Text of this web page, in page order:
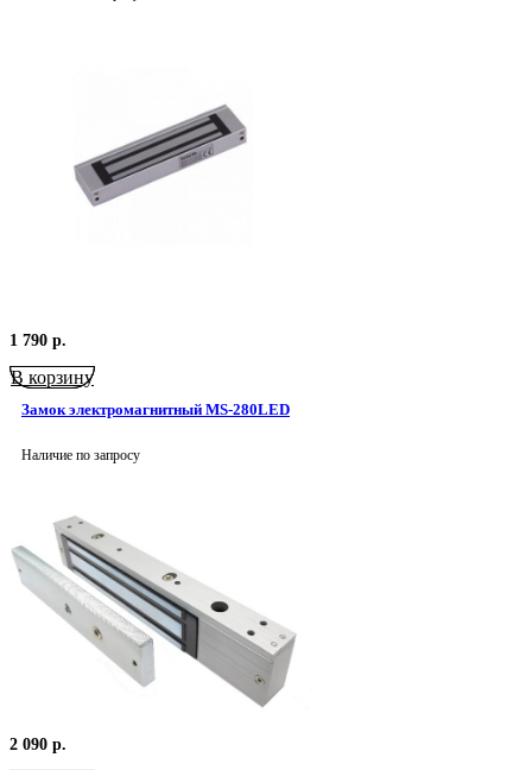
1 790 р.
В корзину
Замок электромагнитный MS-280LED
Наличие по запросу
2 090 р.